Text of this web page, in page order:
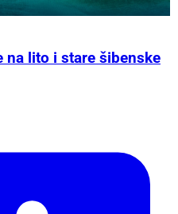
na lito i stare šibenske